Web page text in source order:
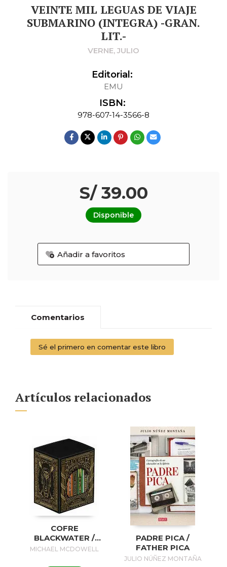
VEINTE MIL LEGUAS DE VIAJE
SUBMARINO (INTEGRA) -GRAN.
LIT.-
VERNE, JULIO
Editorial:
EMU
ISBN:
978-607-14-3566-8
S/ 39.00
Disponible
Añadir a favoritos
Comentarios
Sé el primero en comentar este libro
Artículos relacionados
COFRE
BLACKWATER /
BLACKWATER
MICHAEL MCDOWELL
PADRE PICA /
FATHER PICA
JULIO NÚÑEZ MONTAÑA